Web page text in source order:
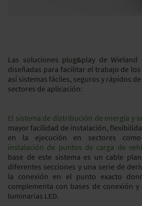
Las soluciones plug&play de Wieland
diseñadas para facilitar el trabajo de
así sistemas fáciles, seguros y rápidos
sectores de aplicación:
El sistema de distribución de energía y
mayor facilidad de instalación,
en la ejecución en sectores
instalación de puntos de carga de
base de este sistema es un cable
diferentes secciones y una serie de
la conexión en el punto exacto
complementa con bases de conexión
luminarias LED.